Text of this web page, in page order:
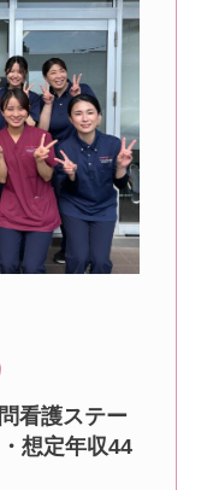
看護ステー
想定年収44